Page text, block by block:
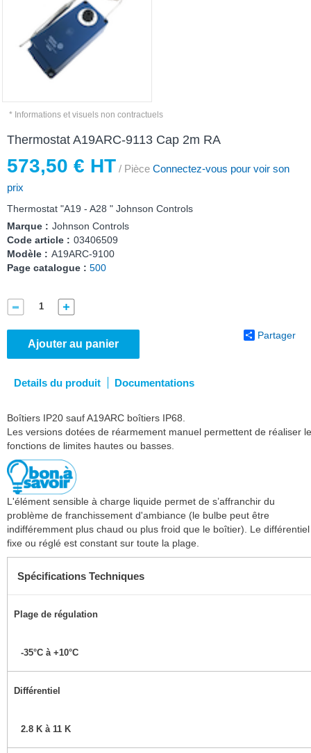
* Informations et visuels non contractuels
Thermostat A19ARC-9113 Cap 2m RA
573,50 € HT / Pièce Connectez-vous pour voir son
prix
Thermostat "A19 - A28 " Johnson Controls
Marque : Johnson Controls
Code article : 03406509
Modèle : A19ARC-9100
Page catalogue : 500
Ajouter au panier
Partager
Details du produit Documentations
Boîtiers IP20 sauf A19ARC boîtiers IP68.
Les versions dotées de réarmement manuel permettent de réaliser
fonctions de limites hautes ou basses.
L'élément sensible à charge liquide permet de s’affranchir du
problème de franchissement d'ambiance (le bulbe peut être
indifféremment plus chaud ou plus froid que le boîtier). Le différentiel
fixe ou réglé est constant sur toute la plage.
Spécifications Techniques
Plage de régulation
-35°C à +10°C
Différentiel
2.8 K à 11 K